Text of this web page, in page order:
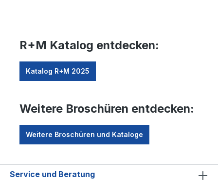
R+M Katalog entdecken:
Katalog R+M 2025
Weitere Broschüren entdecken:
Weitere Broschüren und Kataloge
Service und Beratung